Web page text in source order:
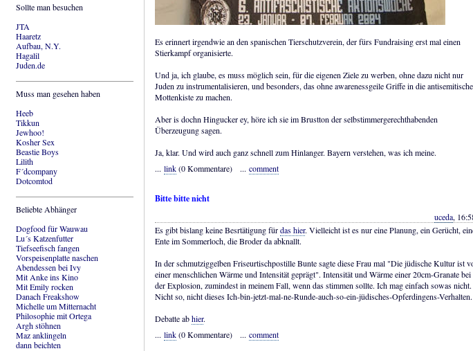
Sollte man besuchen
JTA
Haaretz
Aufbau, N.Y.
Hagalil
Juden.de
Muss man gesehen haben
Heeb
Tikkun
Jewhoo!
Kosher Sex
Beastie Boys
Lilith
F´dcompany
Dotcomtod
Beliebte Abhänger
Dogfood für Wauwau
Lu´s Katzenfutter
Tiefseefisch fangen
Vorspeisenplatte naschen
Abendessen bei Ivy
Mit Anke ins Kino
Mit Emily rocken
Danach Freakshow
Michelle um Mitternacht
Philosophie mit Ortega
Argh stöhnen
Maz anklingeln
dann beichten
Es erinnert irgendwie an den spanischen Tierschutzverein, der fürs Fundraising erst mal einen
Stierkampf organisierte.
Und ja, ich glaube, es muss möglich sein, für die eigenen Ziele zu werben, ohne dazu nicht nur
Juden zu instrumentalisieren, und besonders, das ohne awarenessgeile Griffe in die antisemitische
Mottenkiste zu machen.
Aber is dochn Hingucker ey, höre ich sie im Brustton der selbstimmergerechthabenden
Überzeugung sagen.
Ja, klar. Und wird auch ganz schnell zum Hinlanger. Bayern verstehen, was ich meine.
... link(0 Kommentare) ... comment
Bitte bitte nicht
uceda,
Es gibt bislang keine Besrtätigung fürdas hier. Vielleicht ist es nur eine Planung, ein Gerücht,
Ente im Sommerloch, die Broder da abknallt.
In der schmutziggelben Friseurtischpostille Bunte sagte diese Frau mal "Die jüdische Kultur ist
einer menschlichen Wärme und Intensität geprägt". Intensität und Wärme einer 20cm-Granate bei
der Explosion, zumindest in meinem Fall, wenn das stimmen sollte. Ich mag einfach sowas nicht.
Nicht so, nicht dieses Ich-bin-jetzt-mal-ne-Runde-auch-so-ein-jüdisches-Opferdingens-Verhalten.
Debatte abhier.
... link(0 Kommentare) ... comment